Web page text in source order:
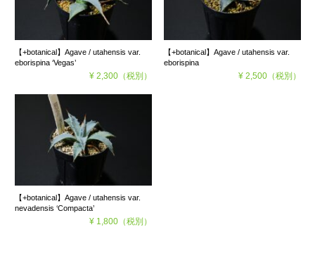
【+botanical】Agave / utahensis var.
eborispina ‘Vegas’
¥ 2,300（税別）
【+botanical】Agave / utahensis var.
eborispina
¥ 2,500（税別）
【+botanical】Agave / utahensis var.
nevadensis ‘Compacta’
¥ 1,800（税別）